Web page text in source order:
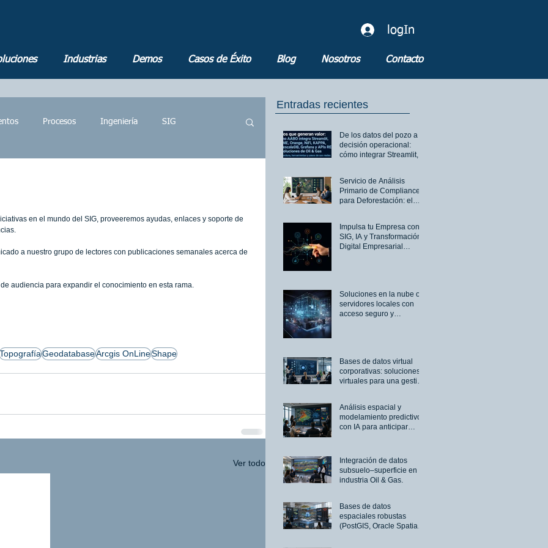
logIn
Industrias Demos Casos de Éxito Blog Nosotros Contacto
Procesos Ingeniería SIG
Energía Construcción Geomarketing
Información Geográfica
mejora continua SIG Corporativo
en el mundo del SIG, proveeremos ayudas, enlaces y soporte de
a nuestro grupo de lectores con publicaciones semanales acerca de
audiencia para expandir el conocimiento en esta rama.
TopografíaGeodatabaseArcgis OnLineShape
Ver todo
Entradas recientes
De los datos del pozo a la
decisión operacional:
cómo integrar Streamlit,
Grafana y APIs REST en
Oil & Gas
Servicio de Análisis
Primario de Compliance
para Deforestación: el
regulatorios y fortalecer
cadenas de suministro
sostenibles
Impulsa tu Empresa con
SIG, IA y Transformación
Digital Empresarial
Soluciones en la nube o
servidores locales con
acceso seguro y
Bases de datos virtual
corporativas: soluciones
virtuales para una gestión
Análisis espacial y
modelamiento predictivo
con IA para anticipar
Integración de datos
subsuelo–superficie en la
industria Oil & Gas.
Bases de datos
espaciales robustas
(PostGIS, Oracle Spatial,